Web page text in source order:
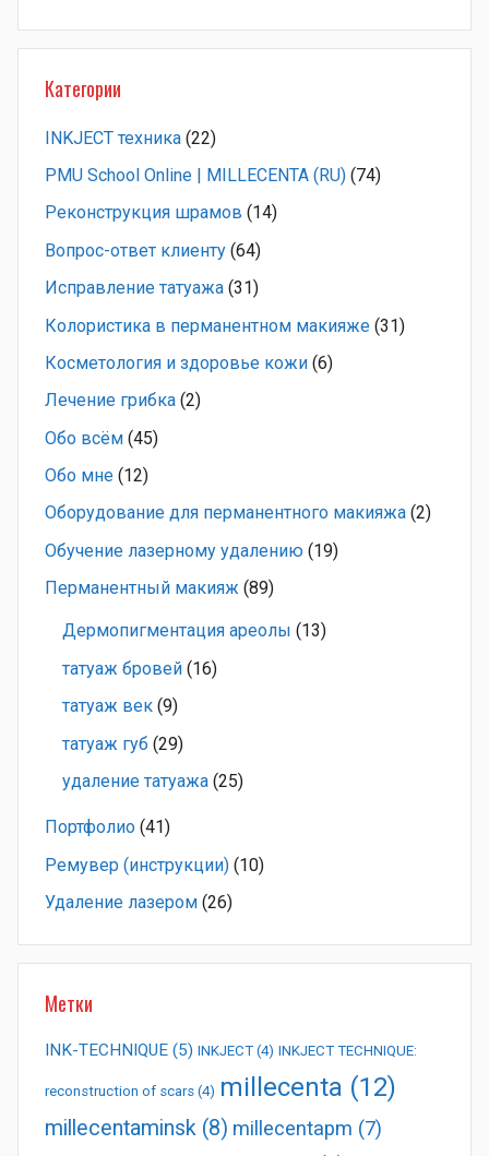
Категории
INKJECT техника (22)
PMU School Online | MILLECENTA (RU) (74)
Pеконструкция шрамов (14)
Вопрос-ответ клиенту (64)
Исправление татуажа (31)
Колористика в перманентном макияже (31)
Косметология и здоровье кожи (6)
Лечение грибка (2)
Обо всём (45)
Обо мне (12)
Оборудование для перманентного макияжа (2)
Обучение лазерному удалению (19)
Перманентный макияж (89)
Дермопигментация ареолы (13)
татуаж бровей (16)
татуаж век (9)
татуаж губ (29)
удаление татуажа (25)
Портфолио (41)
Ремувер (инструкции) (10)
Удаление лазером (26)
Метки
INK-TECHNIQUE (5) INKJECT (4) INKJECT TECHNIQUE:
reconstruction of scars (4) millecenta (12)
millecentaminsk (8) millecentapm (7)